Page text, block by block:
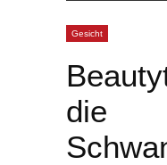
Gesicht
die